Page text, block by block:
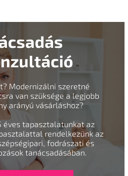
Modernizálni szeretné
van szüksége a legjobb
arányú vásárláshoz?
éves tapasztalatunkat az
rendelkezünk az
fodrászati és
tanácsadásában.